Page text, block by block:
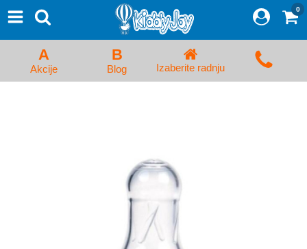
Proizvodi
Početna Prijava/Registracija
Kolica za bebe i dečija kolica
0
A
Akcije
B
Blog Izaberite radnju